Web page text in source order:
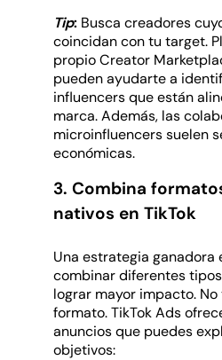
Tip: Busca creadores
coincidan con tu target.
propio Creator
pueden ayudarte a
influencers que están
marca. Además, las
microinfluencers suelen
económicas.
3. Combina
nativos en TikTok
Una estrategia ganadora
combinar diferentes
lograr mayor impacto.
formato. TikTok Ads
anuncios que puedes
objetivos: